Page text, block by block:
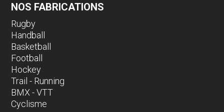
NOS FABRICATIONS
Rugby
Handball
Basketball
Football
Hockey
Trail - Running
BMX - VTT
Cyclisme